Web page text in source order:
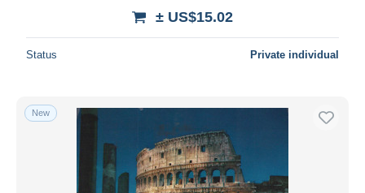
± US$15.02
Status Private individual
New